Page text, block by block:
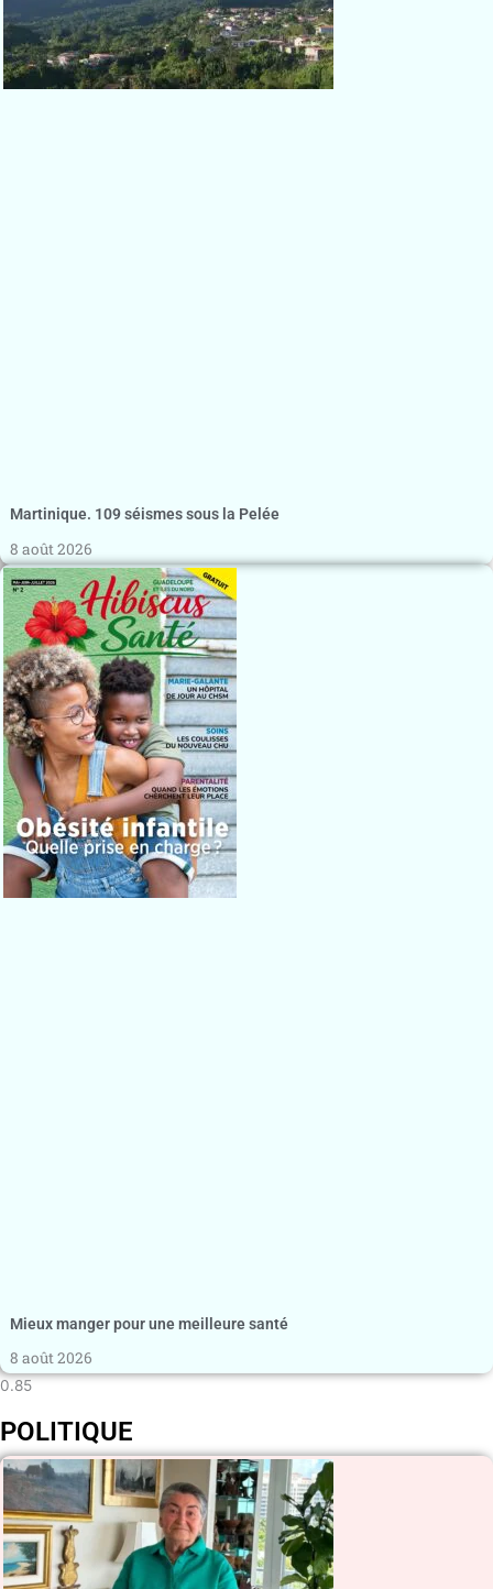
Martinique. 109 séismes sous la Pelée
8 août 2026
Mieux manger pour une meilleure santé
8 août 2026
POLITIQUE